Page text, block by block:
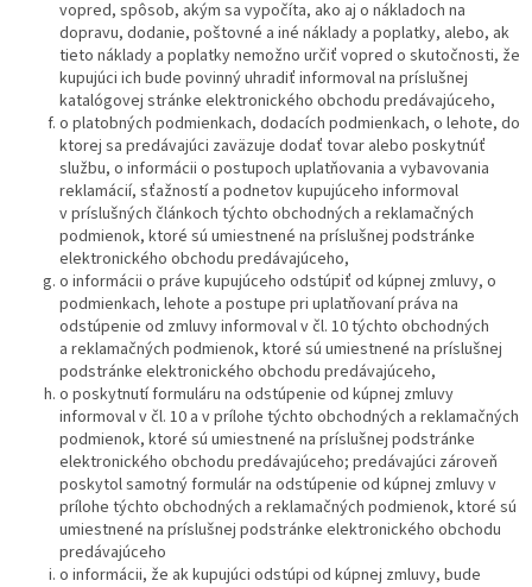
vopred, spôsob, akým sa vypočíta, ako aj o nákladoch na
dopravu, dodanie, poštovné a iné náklady a poplatky, alebo, ak
tieto náklady a poplatky nemožno určiť vopred o skutočnosti, že
kupujúci ich bude povinný uhradiť informoval na príslušnej
katalógovej stránke elektronického obchodu predávajúceho,
o platobných podmienkach, dodacích podmienkach, o lehote, do
ktorej sa predávajúci zaväzuje dodať tovar alebo poskytnúť
službu, o informácii o postupoch uplatňovania a vybavovania
reklamácií, sťažností a podnetov kupujúceho informoval
v príslušných článkoch týchto obchodných a reklamačných
podmienok, ktoré sú umiestnené na príslušnej podstránke
elektronického obchodu predávajúceho,
o informácii o práve kupujúceho odstúpiť od kúpnej zmluvy, o
podmienkach, lehote a postupe pri uplatňovaní práva na
odstúpenie od zmluvy informoval v čl. 10 týchto obchodných
a reklamačných podmienok, ktoré sú umiestnené na príslušnej
podstránke elektronického obchodu predávajúceho,
o poskytnutí formuláru na odstúpenie od kúpnej zmluvy
informoval v čl. 10 a v prílohe týchto obchodných a reklamačných
podmienok, ktoré sú umiestnené na príslušnej podstránke
elektronického obchodu predávajúceho; predávajúci zároveň
poskytol samotný formulár na odstúpenie od kúpnej zmluvy v
prílohe týchto obchodných a reklamačných podmienok, ktoré sú
umiestnené na príslušnej podstránke elektronického obchodu
predávajúceho
o informácii, že ak kupujúci odstúpi od kúpnej zmluvy, bude